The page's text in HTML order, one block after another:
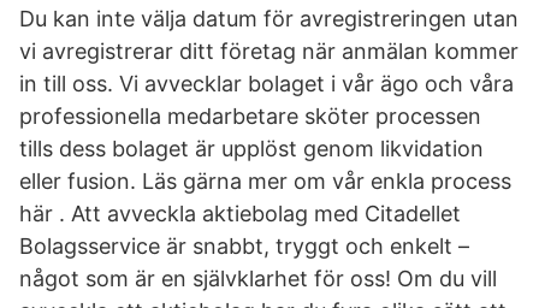
Du kan inte välja datum för avregistreringen utan
vi avregistrerar ditt företag när anmälan kommer
in till oss. Vi avvecklar bolaget i vår ägo och våra
professionella medarbetare sköter processen
tills dess bolaget är upplöst genom likvidation
eller fusion. Läs gärna mer om vår enkla process
här . Att avveckla aktiebolag med Citadellet
Bolagsservice är snabbt, tryggt och enkelt –
något som är en självklarhet för oss! Om du vill